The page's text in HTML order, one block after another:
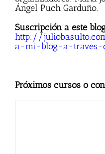
Ángel Puch Garduño.
Suscripción a este
http://
a-mi-blog-a-traves-
Próximos cursos o